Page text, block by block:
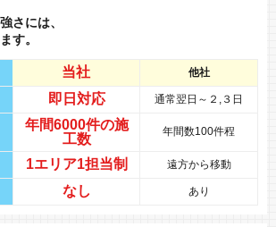
さには、
す。
当社 他社
即日対応 通常翌日～２,３日
年間6000件の施
工数
年間数100件程
1エリア1担当制 遠方から移動
なし あり